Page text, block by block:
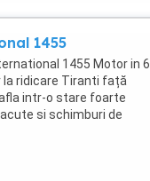
1455
1455 Motor in 6
la ridicare Tiranti față
intr-o stare foarte
si schimburi de